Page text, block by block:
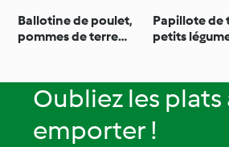
Ballotine de poulet,
pommes de terre
Papillote de
petits
Oubliez les plats
emporter !